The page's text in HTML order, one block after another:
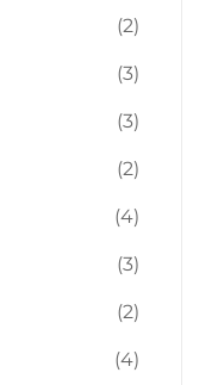
(2)
(3)
(3)
(2)
(4)
(3)
(2)
(4)